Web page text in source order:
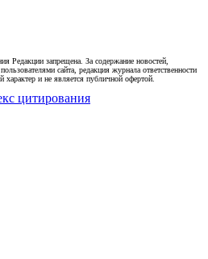
Редакции запрещена. За содержание новостей,
сайта, редакция журнала ответственности
и не является публичной офертой.